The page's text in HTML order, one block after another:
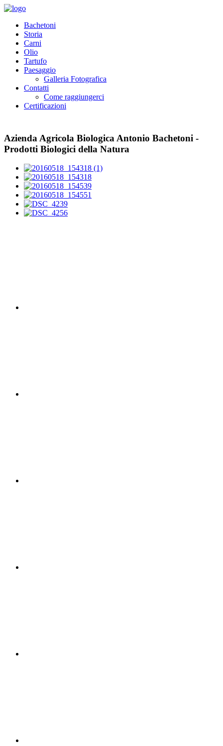
Bachetoni
Storia
Carni
Olio
Tartufo
Paesaggio
Galleria Fotografica
Contatti
Come raggiungerci
Certificazioni
Azienda Agricola Biologica Antonio Bachetoni -
Prodotti Biologici della Natura